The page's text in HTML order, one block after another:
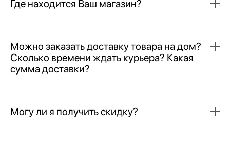
Где находится Ваш магазин?
Можно заказать доставку товара на дом?
Сколько времени ждать курьера? Какая
сумма доставки?
Могу ли я получить скидку?